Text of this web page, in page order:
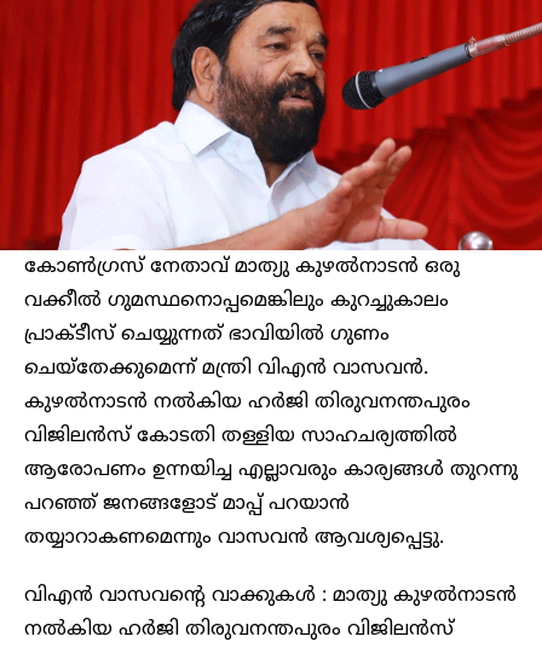
കോൺഗ്രസ് നേതാവ് മാത്യു കുഴല്‍നാടന്‍ ഒരു
വക്കീല്‍ ഗുമസ്ഥനൊപ്പമെങ്കിലും കുറച്ചുകാലം
പ്രാക്ടീസ് ചെയ്യുന്നത് ഭാവിയില്‍ ഗുണം
ചെയ്‌തേക്കുമെന്ന് മന്ത്രി വിഎന്‍ വാസവന്‍.
കുഴൽനാടൻ നല്‍കിയ ഹര്‍ജി തിരുവനന്തപുരം
വിജിലന്‍സ് കോടതി തള്ളിയ സാഹചര്യത്തില്‍
ആരോപണം ഉന്നയിച്ച എല്ലാവരും കാര്യങ്ങള്‍ തുറന്നു
പറഞ്ഞ് ജനങ്ങളോട് മാപ്പ് പറയാന്‍
തയ്യാറാകണമെന്നും വാസവന്‍ ആവശ്യപ്പെട്ടു.
വിഎന്‍ വാസവന്റെ വാക്കുകൾ : മാത്യു കുഴല്‍നാടന്‍
നല്‍കിയ ഹര്‍ജി തിരുവനന്തപുരം വിജിലന്‍സ്